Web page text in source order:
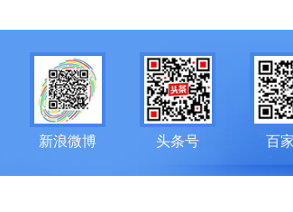
新浪微博 头条号 百